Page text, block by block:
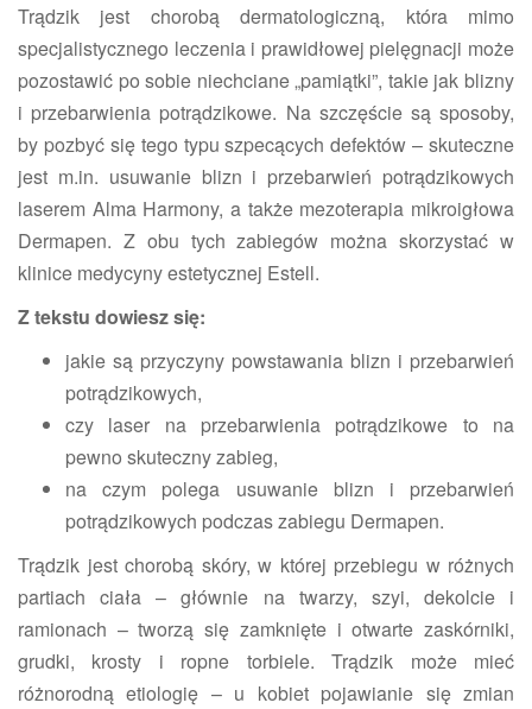
​Trądzik jest chorobą dermatologiczną, która mimo
specjalistycznego leczenia i prawidłowej pielęgnacji może
pozostawić po sobie niechciane „pamiątki”, takie jak blizny
i przebarwienia potrądzikowe. Na szczęście są sposoby,
by pozbyć się tego typu szpecących defektów – skuteczne
jest m.in. usuwanie blizn i przebarwień potrądzikowych
laserem Alma Harmony, a także mezoterapia mikroigłowa
Dermapen. Z obu tych zabiegów można skorzystać w
klinice medycyny estetycznej Estell.
Z tekstu dowiesz się:
jakie są przyczyny powstawania blizn i przebarwień
potrądzikowych,
czy laser na przebarwienia potrądzikowe to na
pewno skuteczny zabieg,
na czym polega usuwanie blizn i przebarwień
potrądzikowych podczas zabiegu Dermapen.
Trądzik jest chorobą skóry, w której przebiegu w różnych
partiach ciała – głównie na twarzy, szyi, dekolcie i
ramionach – tworzą się zamknięte i otwarte zaskórniki,
grudki, krosty i ropne torbiele. Trądzik może mieć
różnorodną etiologię – u kobiet pojawianie się zmian